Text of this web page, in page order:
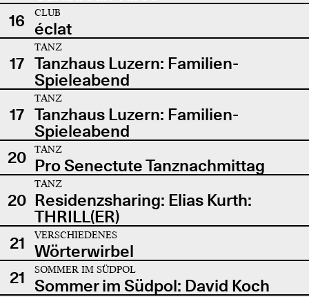
16
CLUB
éclat
17
TANZ
Tanzhaus Luzern: Familien-
Spieleabend
17
TANZ
Tanzhaus Luzern: Familien-
Spieleabend
20
TANZ
Pro Senectute Tanznachmittag
20
TANZ
Residenzsharing: Elias Kurth:
THRILL(ER)
21
VERSCHIEDENES
Wörterwirbel
21
SOMMER IM SÜDPOL
Sommer im Südpol: David Koch